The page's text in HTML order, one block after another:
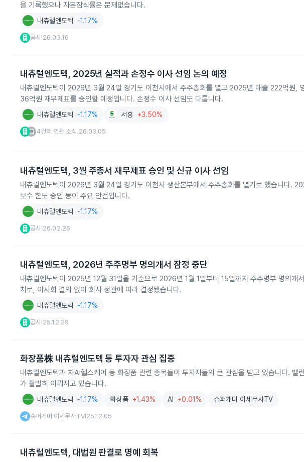
을 기록했으나 자본잠식률은 문제없습니다.
내츄럴엔도텍 -1.17%
공시 26.03.16
내츄럴엔도텍, 2025년 실적과 손정수 이사 선임 논의 예정
내츄럴엔도텍이 2026년 3월 24일 경기도 이천시에서 주주총회를 열고 2025년 매출 222억원,
36억원 재무제표를 승인할 예정입니다. 손정수 이사 선임도 다룹니다.
내츄럴엔도텍 -1.17% 서흥 +3.50%
4건의 연관 소식 26.03.05
내츄럴엔도텍, 3월 주총서 재무제표 승인 및 신규 이사 선임
내츄럴엔도텍이 2026년 3월 24일 경기도 이천시 생산본부에서 주주총회를 열기로 했습니다.
보수 한도 승인 등이 주요 안건입니다.
내츄럴엔도텍 -1.17%
공시 26.02.26
내츄럴엔도텍, 2026년 주주명부 명의개서 잠정 중단
내츄럴엔도텍이 2025년 12월 31일을 기준으로 2026년 1월 1일부터 15일까지 주주명부 명의개
치로, 이사회 결의 없이 회사 정관에 따라 결정됐습니다.
내츄럴엔도텍 -1.17%
공시 25.12.29
화장품株 내츄럴엔도텍 등 투자자 관심 집중
내츄럴엔도텍과 차AI헬스케어 등 화장품 관련 종목들이 투자자들의 큰 관심을 받고 있습니다.
가 활발히 이뤄지고 있습니다.
내츄럴엔도텍 -1.17% 화장품 +1.43% AI +0.01% 슈퍼개미 이세무사TV
슈퍼개미 이세무사TV| 25.12.05
내츄럴엔도텍, 대법원 판결로 명예 회복